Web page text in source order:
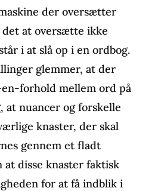
der oversætter
at oversætte ikke
i at slå op i en ordbog.
glemmer, at der
forhold mellem ord på
at nuancer og forskelle
knaster, der skal
gennem et fladt
disse knaster faktisk
for at få indblik i